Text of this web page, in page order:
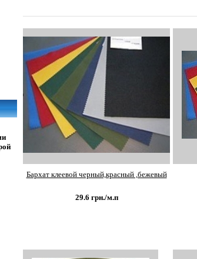
Бархат клеевой черный,красный ,бежевый
29.6 грн./м.п